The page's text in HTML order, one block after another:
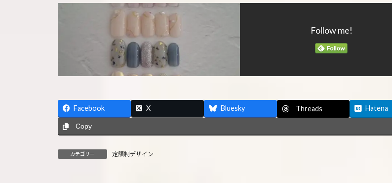
Follow me!
Facebook X Bluesky Threads Hatena
Copy
カテゴリー 定額制デザイン